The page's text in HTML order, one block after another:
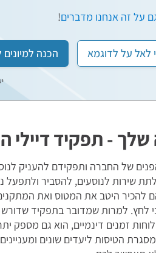
על זה אנחנו מדברים!
לאל על לדוגמא הכנה למיונים
- תפקיד דיילי
של החברה ותפקידם להעניק
שירות לנוסעים, להסביר ולתפעל
להכיר היטב את המטוס ואת
לחץ. למרות שמדובר בתפקיד
זמנים דינמיים, הוא גם מספק
הטיסות ליעדים שונים